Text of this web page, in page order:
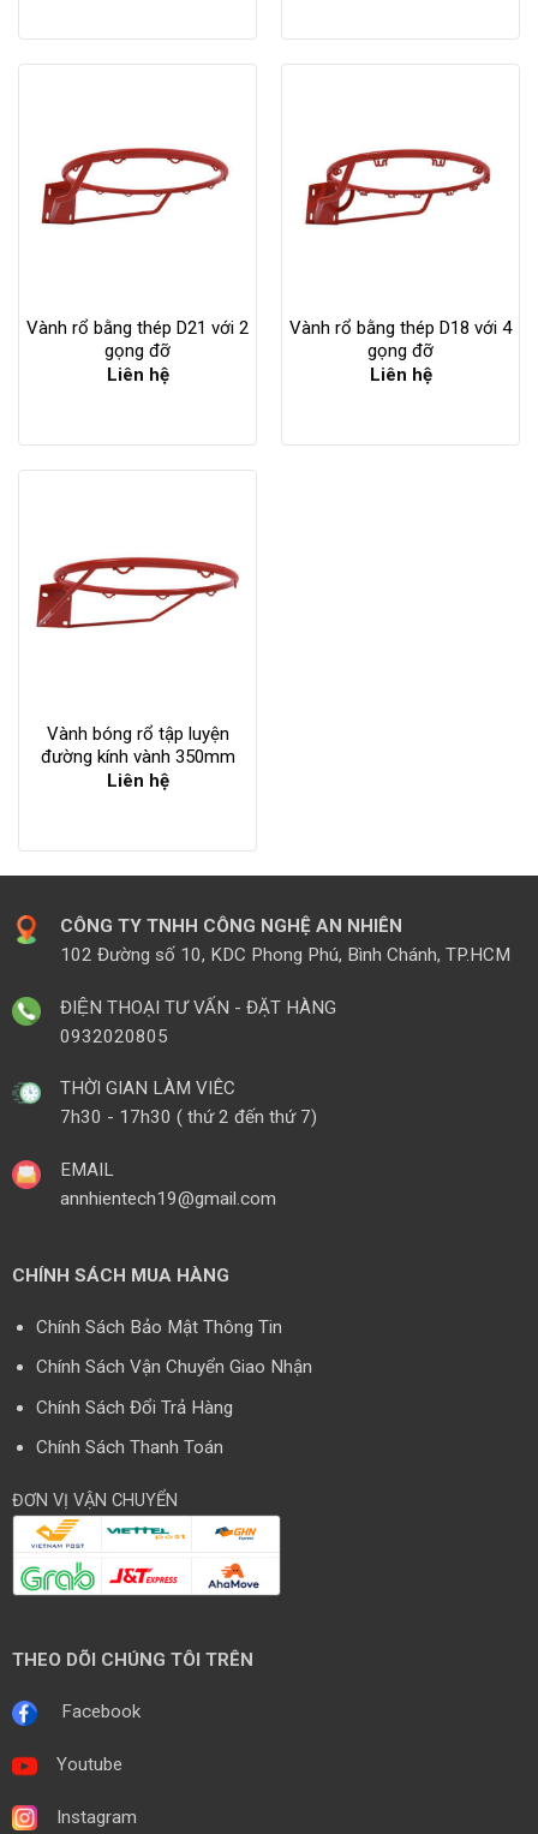
Vành rổ bằng thép D21 với 2
gọng đỡ
Liên hệ
Vành rổ bằng thép D18 với 4
gọng đỡ
Liên hệ
Vành bóng rổ tập luyện
đường kính vành 350mm
Liên hệ
CÔNG TY TNHH CÔNG NGHỆ AN NHIÊN
102 Đường số 10, KDC Phong Phú, Bình Chánh, TP.HCM
ĐIỆN THOẠI TƯ VẤN - ĐẶT HÀNG
0932020805
THỜI GIAN LÀM VIÊC
7h30 - 17h30 ( thứ 2 đến thứ 7)
EMAIL
annhientech19@gmail.com
CHÍNH SÁCH MUA HÀNG
Chính Sách Bảo Mật Thông Tin
Chính Sách Vận Chuyển Giao Nhận
Chính Sách Đổi Trả Hàng
Chính Sách Thanh Toán
ĐƠN VỊ VẬN CHUYỂN
THEO DÕI CHÚNG TÔI TRÊN
Facebook
Youtube
Instagram